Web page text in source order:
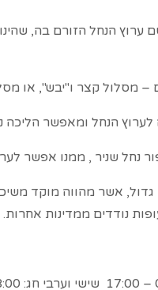
הנחל הזורם בה,
– מסלול קצר ו"יבש", או
הנחל ומאפשר הליכה
נחל שניר , ממנו אפשר
אשר מהווה מוקד
נודדים ממדינות אחרות.